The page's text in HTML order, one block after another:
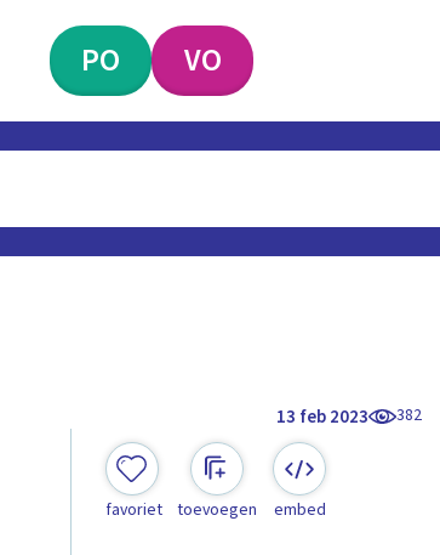
PO VO
13 feb 2023 382
favoriet toevoegen embed